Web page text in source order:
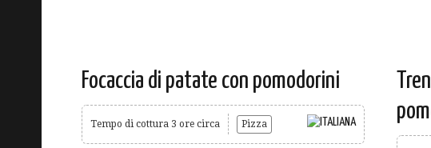
Focaccia di patate con pomodorini
Tempo di cottura 3 ore circa Pizza